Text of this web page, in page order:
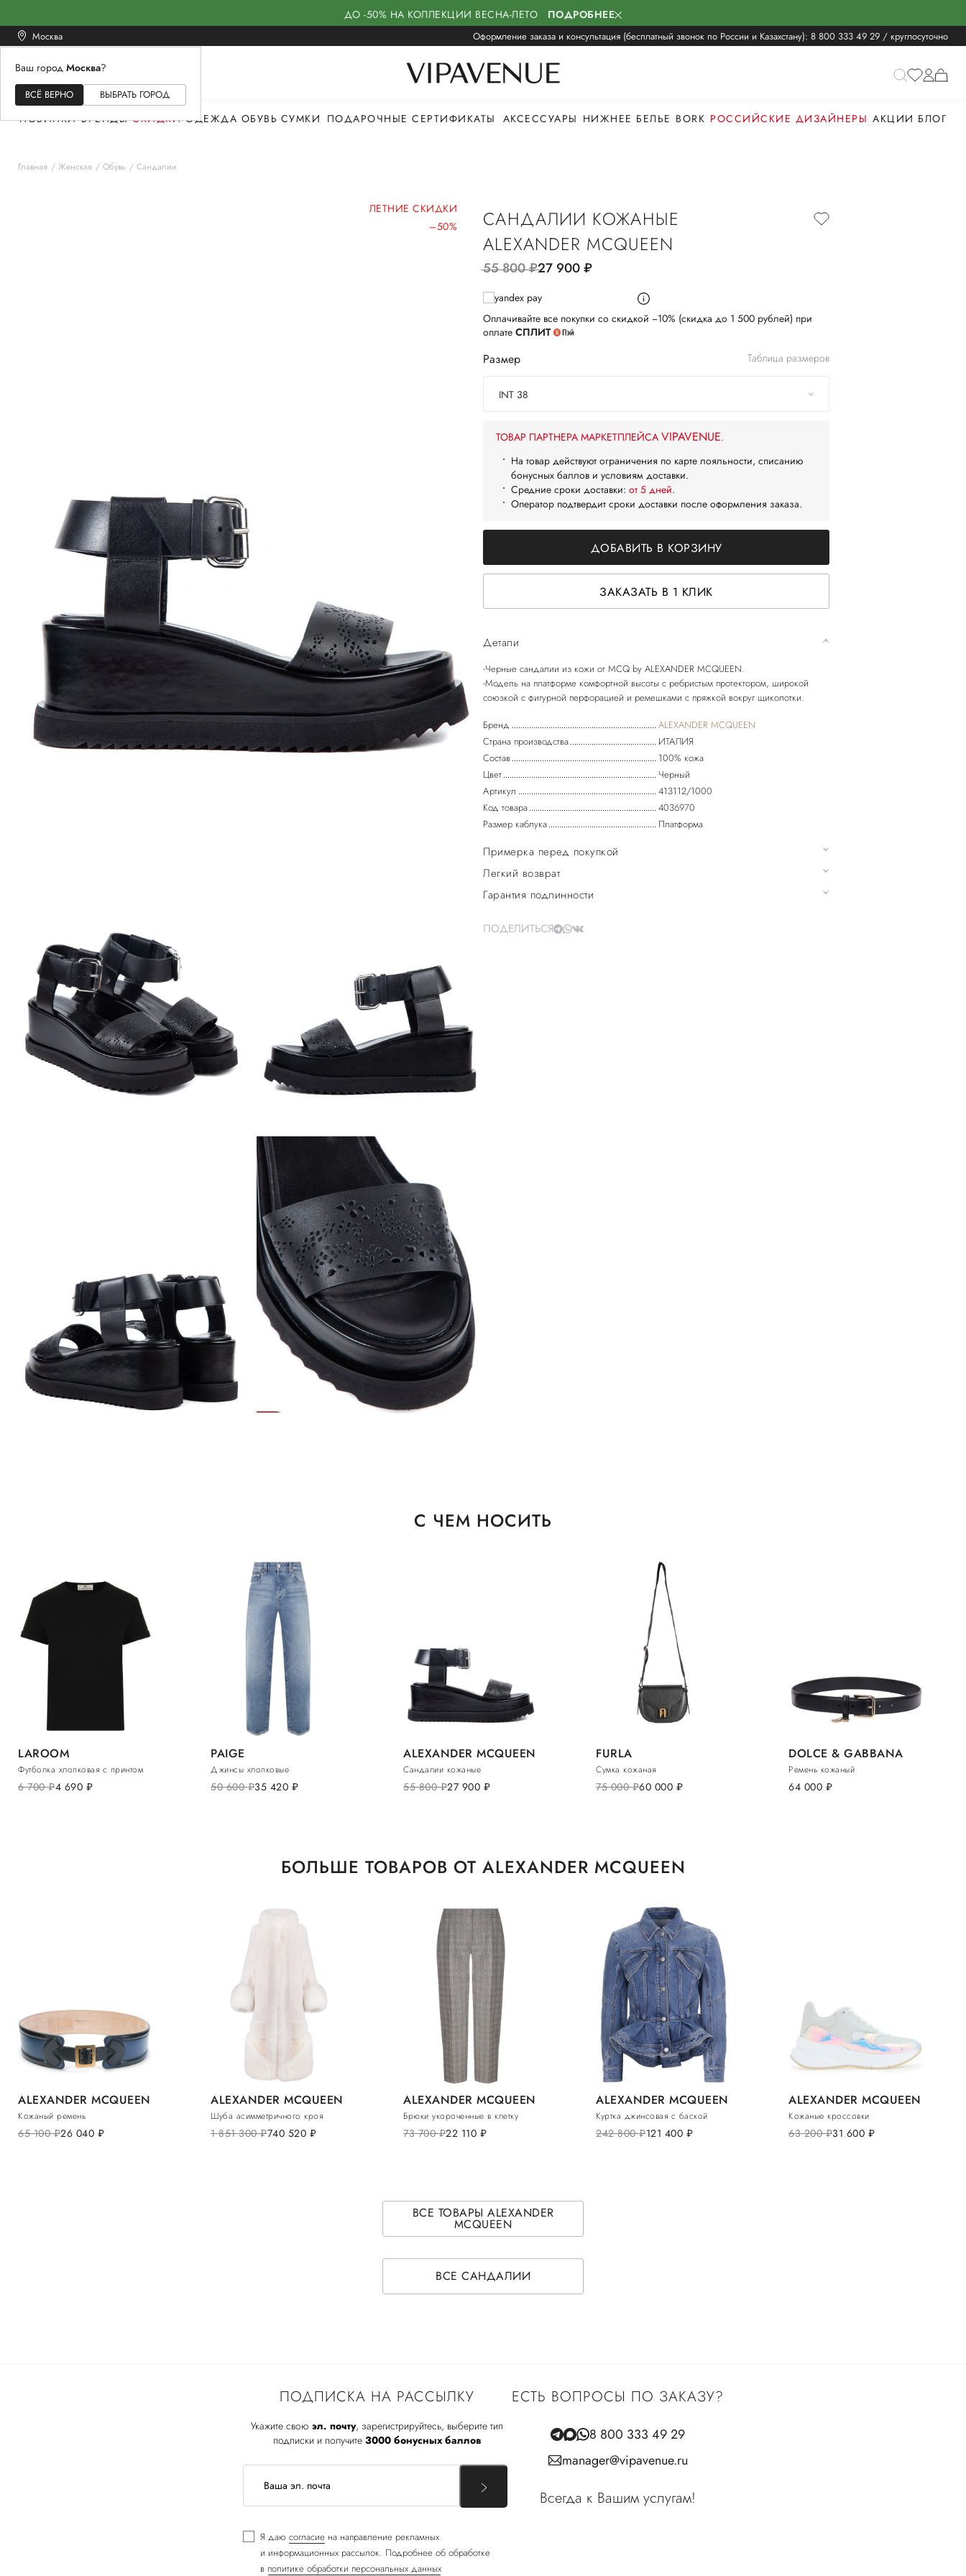
ДО -50% НА КОЛЛЕКЦИИ ВЕСНА-ЛЕТО ПОДРОБНЕЕ
Москва Оформление заказа и консультация (бесплатный звонок по России и Казахстану): 8 800 333 49 29 / круглосуточно
Ваш город Москва?
ВСЁ ВЕРНО ВЫБРАТЬ ГОРОД
ЖЕНСКОЕМУЖСКОЕ
НОВИНКИ БРЕНДЫ СКИДКИ ОДЕЖДА ОБУВЬ СУМКИ ПОДАРОЧНЫЕ СЕРТИФИКАТЫ АКСЕССУАРЫ НИЖНЕЕ БЕЛЬЕ BORK РОССИЙСКИЕ ДИЗАЙНЕРЫ АКЦИИ БЛОГ
Главная Женская Обувь Сандалии
ЛЕТНИЕ СКИДКИ
–50%
САНДАЛИИ КОЖАНЫЕ
ALEXANDER MCQUEEN
55 800руб.27 900руб.
Оплачивайте все покупки со скидкой −10% (скидка до 1 500 рублей) при
оплате СПЛИТ
Размер Таблица размеров
INT 38
ТОВАР ПАРТНЕРА МАРКЕТПЛЕЙСА VIPAVENUE.
На товар действуют ограничения по карте лояльности, списанию
бонусных баллов и условиям доставки.
Средние сроки доставки: от 5 дней.
Оператор подтвердит сроки доставки после оформления заказа.
ДОБАВИТЬ В КОРЗИНУ
ЗАКАЗАТЬ В 1 КЛИК
Детали
-Черные сандалии из кожи от MCQ by ALEXANDER MCQUEEN.
-Модель на платформе комфортной высоты с ребристым протектором, широкой
союзкой с фигурной перфорацией и ремешками с пряжкой вокруг щиколотки.
Бренд
ALEXANDER MCQUEEN
Страна производства
ИТАЛИЯ
Состав
100% кожа
Цвет
Черный
Артикул
413112/1000
Код товара
4036970
Размер каблука
Платформа
Примерка перед покупкой
Легкий возврат
Гарантия подлинности
ПОДЕЛИТЬСЯ
С ЧЕМ НОСИТЬ
LAROOM
Футболка хлопковая с принтом
6 700руб.4 690 руб.
PAIGE
Джинсы хлопковые
50 600руб.35 420 руб.
ALEXANDER MCQUEEN
Сандалии кожаные
55 800руб.27 900 руб.
FURLA
Сумка кожаная
75 000руб.60 000 руб.
DOLCE & GABBANA
Ремень кожаный
64 000 руб.
БОЛЬШЕ ТОВАРОВ ОТ ALEXANDER MCQUEEN
ALEXANDER MCQUEEN
Кожаный ремень
65 100руб.26 040 руб.
ALEXANDER MCQUEEN
Шуба асимметричного кроя
1 851 300руб.740 520 руб.
ALEXANDER MCQUEEN
Брюки укороченные в клетку
73 700руб.22 110 руб.
ALEXANDER MCQUEEN
Куртка джинсовая с баской
242 800руб.121 400 руб.
ALEXANDER MCQUEEN
Кожаные кроссовки
63 200руб.31 600 руб.
ВСЕ ТОВАРЫ ALEXANDER
MCQUEEN
ВСЕ САНДАЛИИ
ПОДПИСКА НА РАССЫЛКУ
Укажите свою эл. почту, зарегистрируйтесь, выберите тип
подписки и получите 3000 бонусных баллов
Я даю согласие на направление рекламных
и информационных рассылок. Подробнее об обработке
в политике обработки персональных данных
ЕСТЬ ВОПРОСЫ ПО ЗАКАЗУ?
8 800 333 49 29
manager@vipavenue.ru
Всегда к Вашим услугам!